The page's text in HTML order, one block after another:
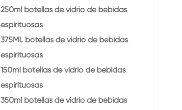
250ml botellas de vidrio de bebidas
espirituosas
375ML botellas de vidrio de bebidas
espirituosas
150ml botellas de vidrio de bebidas
espirituosas
350ml botellas de vidrio de bebidas